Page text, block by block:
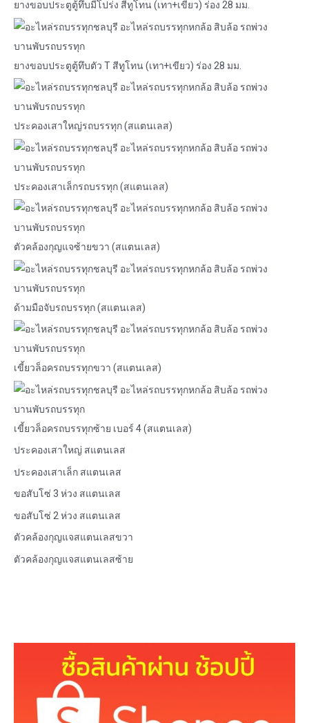
ยางขอบประตูตู้ทึบมีโปร่ง สีทูโทน (เทา+เขียว) ร่อง 28 มม.
ยางขอบประตูตู้ทึบตัว T สีทูโทน (เทา+เขียว) ร่อง 28 มม.
ประคองเสาใหญ่รถบรรทุก (สแตนเลส)
ประคองเสาเล็กรถบรรทุก (สแตนเลส)
ตัวคล้องกุญแจซ้ายขวา (สแตนเลส)
ด้ามมือจับรถบรรทุก (สแตนเลส)
เขี้ยวล็อครถบรรทุกขวา (สแตนเลส)
เขี้ยวล็อครถบรรทุกซ้าย เบอร์ 4 (สแตนเลส)
ประคองเสาใหญ่ สแตนเลส
ประคองเสาเล็ก สแตนเลส
ขอสับโซ่ 3 ห่วง สแตนเลส
ขอสับโซ่ 2 ห่วง สแตนเลส
ตัวคล้องกุญแจสแตนเลสขวา
ตัวคล้องกุญแจสแตนเลสซ้าย